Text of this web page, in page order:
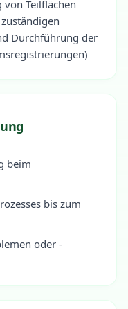
Teilflächen
Durchführung der
beim
bis zum
oder -